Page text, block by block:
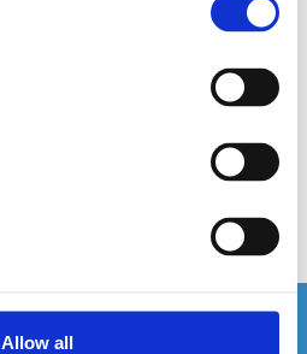
Allow all
Zealum ZP35SVR (Silver)
35mm2 Tennpläterad OFC kabel.
Finns i lagershop Göteborg
199 kr